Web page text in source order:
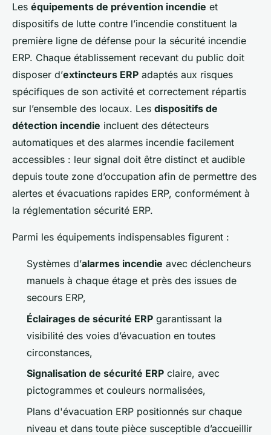
Les équipements de prévention incendie et
dispositifs de lutte contre l’incendie constituent la
première ligne de défense pour la sécurité incendie
ERP. Chaque établissement recevant du public doit
disposer d’extincteurs ERP adaptés aux risques
spécifiques de son activité et correctement répartis
sur l’ensemble des locaux. Les dispositifs de
détection incendie incluent des détecteurs
automatiques et des alarmes incendie facilement
accessibles : leur signal doit être distinct et audible
depuis toute zone d’occupation afin de permettre des
alertes et évacuations rapides ERP, conformément à
la réglementation sécurité ERP.
Parmi les équipements indispensables figurent :
Systèmes d’alarmes incendie avec déclencheurs
manuels à chaque étage et près des issues de
secours ERP,
Éclairages de sécurité ERP garantissant la
visibilité des voies d’évacuation en toutes
circonstances,
Signalisation de sécurité ERP claire, avec
pictogrammes et couleurs normalisées,
Plans d'évacuation ERP positionnés sur chaque
niveau et dans toute pièce susceptible d’accueillir